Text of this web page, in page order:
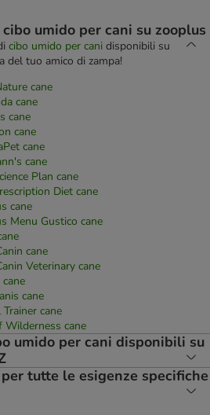
umido per cani su zooplus
cibo umido per cani disponibili su
del tuo amico di zampa!
cane
cane
cane
cane
cane
cane
Plan cane
Diet cane
cane
Menu Gustico cane
cane
Veterinary cane
cane
cane
cane
umido per cani disponibili su
tutte le esigenze specifiche